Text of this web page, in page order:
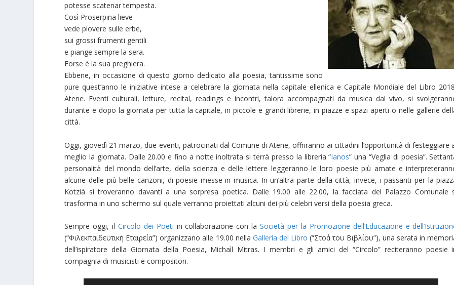
potesse scatenar tempesta.
Così Proserpina lieve
vede piovere sulle erbe,
sui grossi frumenti gentili
e piange sempre la sera.
Forse è la sua preghiera.
Ebbene, in occasione di questo giorno dedicato alla poesia, tantissime sono
pure quest’anno le iniziative intese a celebrare la giornata nella capitale ellenica e Capitale Mondiale del Libro
Atene. Eventi culturali, letture, recital, readings e incontri, talora accompagnati da musica dal vivo, si
durante e dopo la giornata per tutta la capitale, in piccole e grandi librerie, in piazze e spazi aperti o nelle gallerie
città.
Oggi, giovedì 21 marzo, due eventi, patrocinati dal Comune di Atene, offriranno ai cittadini l’opportunità di festeggiare
meglio la giornata. Dalle 20.00 e fino a notte inoltrata si terrà presso la libreria “Ianos” una “Veglia di poesia”.
personalità del mondo dell’arte, della scienza e delle lettere leggeranno le loro poesie più amate e
alcune delle più belle canzoni, di poesie messe in musica. In un’altra parte della città, invece, i passanti per la
Kotzià si troveranno davanti a una sorpresa poetica. Dalle 19.00 alle 22.00, la facciata del Palazzo Comunale
trasforma in uno schermo sul quale verranno proiettati alcuni dei più celebri versi della poesia greca.
Sempre oggi, il Circolo dei Poeti in collaborazione con laSocietà per la Promozione dell’Educazione e
(“Φιλεκπαιδευτική Εταιρεία”) organizzano alle 19.00 nella Galleria del Libro (“Στοά του Βιβλίου”), una serata in
dell’ispiratore della Giornata della Poesia, Michaìl Mìtras. I membri e gli amici del “Circolo” reciteranno poesie
compagnia di musicisti e compositori.